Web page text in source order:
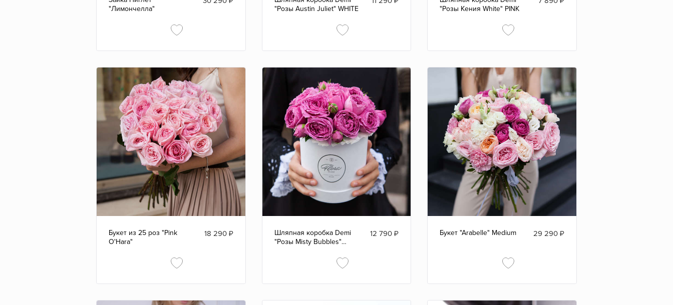
"Лимончелла"
"Розы Austin Juliet" WHITE
"Розы Кения White" PINK
Букет из 25 роз "Pink
O'Hara"
18 290₽
Шляпная коробка Demi
"Розы Misty Bubbles"
12 790 ₽ Букет "Arabelle" Medium 29 290₽